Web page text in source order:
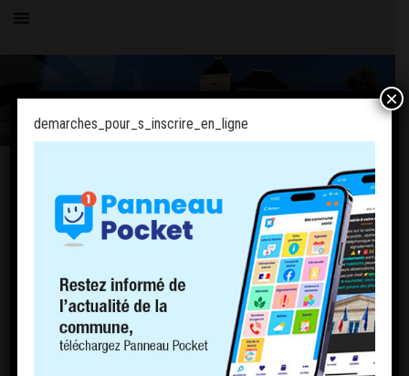
Toutes les actualités
LE VILLAGE
demarches_pour_s_inscrire_en_ligne
demarches_pour_s_inscrire_en_ligne
×